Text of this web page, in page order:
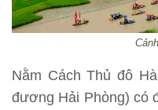
Nằm Cách Thủ đô
đương Hải Phòng) có